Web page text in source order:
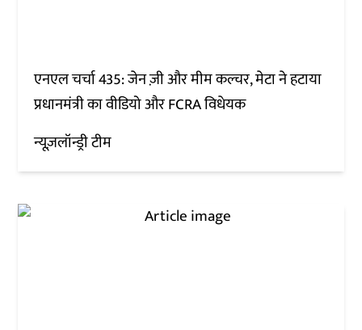
एनएल चर्चा 435: जेन ज़ी और मीम कल्चर, मेटा ने हटाया
प्रधानमंत्री का वीडियो और FCRA विधेयक
न्यूज़लॉन्ड्री टीम